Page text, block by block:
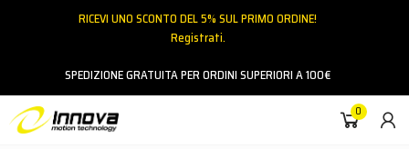
RICEVI UNO SCONTO DEL 5% SUL PRIMO ORDINE!
Registrati.
SPEDIZIONE GRATUITA PER ORDINI SUPERIORI A 100€
0